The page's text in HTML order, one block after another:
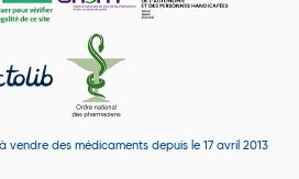
vendre des médicaments depuis le 17 avril 2013